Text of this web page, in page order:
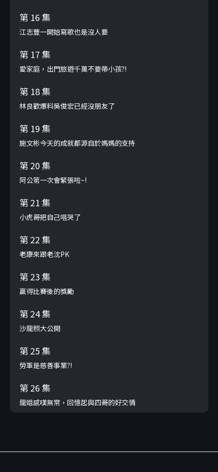
第 16 集
江志豐一開始寫歌也是沒人要
第 17 集
愛家庭，出門旅遊千萬不要帶小孩?!
第 18 集
林良歡爆料吳俊宏已經沒朋友了
第 19 集
施文彬今天的成就都源自於媽媽的支持
第 20 集
阿公第一次會緊張啦~!
第 21 集
小虎哥把自己唱哭了
第 22 集
老康來跟老沈PK
第 23 集
贏得比賽後的獎勵
第 24 集
沙龍照大公開
第 25 集
勞軍是慈善事業?!
第 26 集
龍姐感嘆無常，回憶起與四哥的好交情